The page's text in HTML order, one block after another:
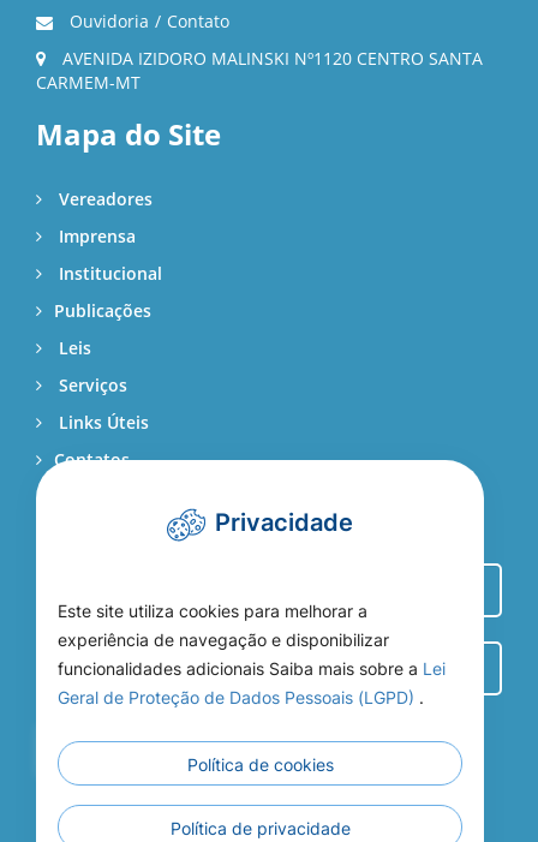
Ouvidoria / Contato
AVENIDA IZIDORO MALINSKI Nº1120 CENTRO SANTA
CARMEM-MT
Mapa do Site
Vereadores
Imprensa
Institucional
Publicações
Leis
Serviços
Links Úteis
Contatos
Webmail
Entrar
Privacidade
Este site utiliza cookies para melhorar a
experiência de navegação e disponibilizar
funcionalidades adicionais Saiba mais sobre a Lei
Geral de Proteção de Dados Pessoais (LGPD) .
Política de cookies
Política de privacidade